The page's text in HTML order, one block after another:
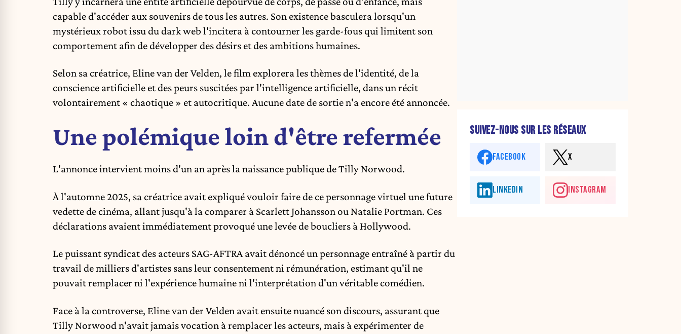
capable d'accéder aux souvenirs de tous les autres. Son existence basculera lorsqu'un
mystérieux robot issu du dark web l'incitera à contourner les garde-fous qui limitent son
comportement afin de développer des désirs et des ambitions humaines.
Selon sa créatrice, Eline van der Velden, le film explorera les thèmes de l'identité, de la
conscience artificielle et des peurs suscitées par l'intelligence artificielle, dans un récit
volontairement « chaotique » et autocritique. Aucune date de sortie n'a encore été annoncée.
Une polémique loin d'être refermée
L'annonce intervient moins d'un an après la naissance publique de Tilly Norwood.
À l'automne 2025, sa créatrice avait expliqué vouloir faire de ce personnage virtuel une future
vedette de cinéma, allant jusqu'à la comparer à Scarlett Johansson ou Natalie Portman. Ces
déclarations avaient immédiatement provoqué une levée de boucliers à Hollywood.
Le puissant syndicat des acteurs SAG-AFTRA avait dénoncé un personnage entraîné à partir du
travail de milliers d'artistes sans leur consentement ni rémunération, estimant qu'il ne
pouvait remplacer ni l'expérience humaine ni l'interprétation d'un véritable comédien.
Face à la controverse, Eline van der Velden avait ensuite nuancé son discours, assurant que
Tilly Norwood n'avait jamais vocation à remplacer les acteurs, mais à expérimenter de
SUIVEZ-NOUS SUR LES RÉSEAUX
FACEBOOK X
LINKEDIN INSTAGRAM